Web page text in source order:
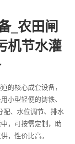
_农田闸
机节水灌
的核心成套设备，
小型轻便的铸铁、
配、水位调节、排水
，可按需定制，助
，性价比高。